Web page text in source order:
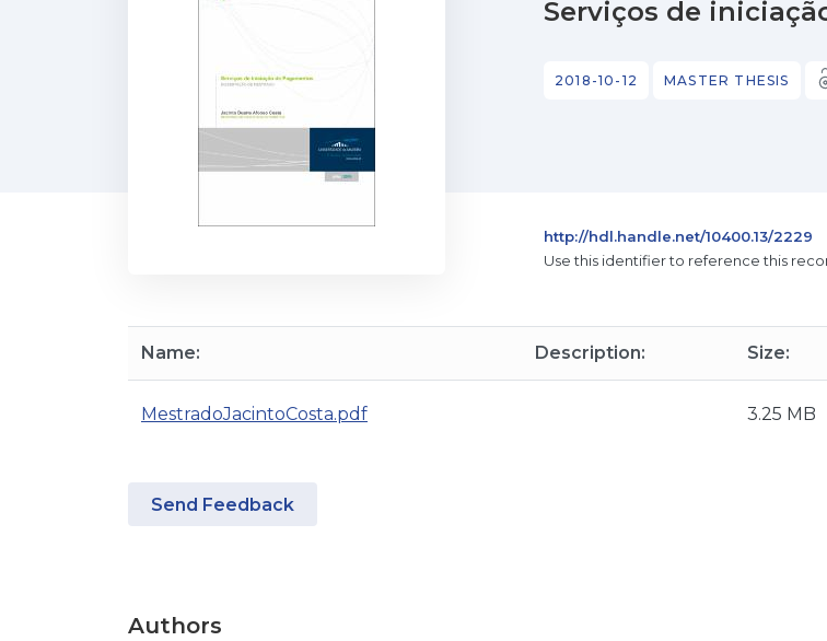
Serviços de
2018-10-12 MASTER THESIS
http://hdl.handle.net/10400.13/2229
Use this identifier to reference this
Name: Description: Size:
MestradoJacintoCosta.pdf 3.25 MB
Send Feedback
Authors